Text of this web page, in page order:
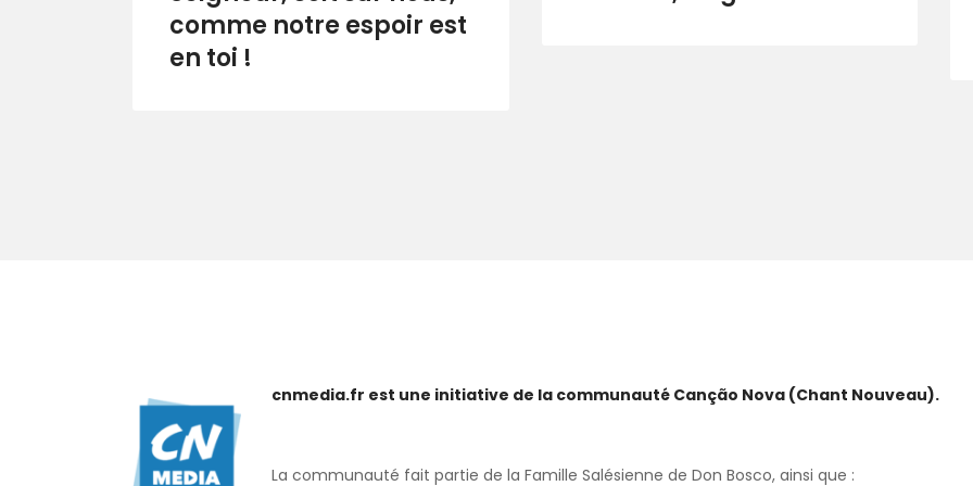
comme notre espoir est
en toi !
cnmedia.fr est une initiative de la communauté Canção Nova (Chant Nouveau).
La communauté fait partie de la Famille Salésienne de Don Bosco, ainsi que :